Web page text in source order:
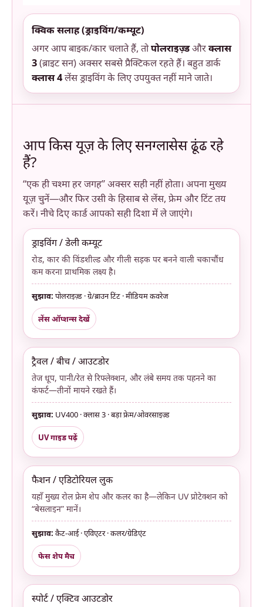
क्विक सलाह (ड्राइविंग/कम्यूट)
अगर आप बाइक/कार चलाते हैं, तोपोलराइज़्डऔरक्लास
3(ब्राइट सन) अक्सर सबसे प्रैक्टिकल रहते हैं। बहुत डार्क
क्लास 4लेंस ड्राइविंग के लिए उपयुक्त नहीं माने जाते।
आप किस यूज़ के लिए सनग्लासेस ढूंढ रहे
हैं?
“एक ही चश्मा हर जगह” अक्सर सही नहीं होता। अपना मुख्य
यूज़ चुनें—और फिर उसी के हिसाब से लेंस, फ्रेम और टिंट तय
करें। नीचे दिए कार्ड आपको सही दिशा में ले जाएंगे।
ड्राइविंग / डेली कम्यूट
रोड, कार की विंडशील्ड और गीली सड़क पर बनने वाली चकाचौंध
कम करना प्राथमिक लक्ष्य है।
सुझाव: पोलराइज़्ड · ग्रे/ब्राउन टिंट · मीडियम कवरेज
लेंस ऑप्शन्स देखें
ट्रैवल / बीच / आउटडोर
तेज धूप, पानी/रेत से रिफ्लेक्शन, और लंबे समय तक पहनने का
कंफर्ट—तीनों मायने रखते हैं।
सुझाव: UV400 · क्लास 3 · बड़ा फ्रेम/ओवरसाइज़्ड
UV गाइड पढ़ें
फैशन / एडिटोरियल लुक
यहाँ मुख्य रोल फ्रेम शेप और कलर का है—लेकिन UV प्रोटेक्शन को
“बेसलाइन” मानें।
सुझाव: कैट-आई · एविएटर · कलर/ग्रेडिएंट
फेस शेप मैच
स्पोर्ट / एक्टिव आउटडोर